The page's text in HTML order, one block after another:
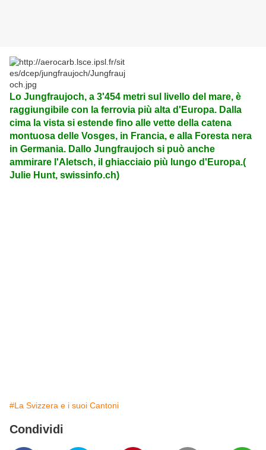
Lo Jungfraujoch, a 3'454 metri sul livello del mare, è
raggiungibile con la ferrovia più alta d'Europa. Dalla
cima la vista si estende fino alle vette della catena
montuosa delle Vosges, in Francia, e alla Foresta nera
in Germania. Dallo Jungfraujoch si può anche
ammirare l'Aletsch, il ghiacciaio più lungo d'Europa.(
Julie Hunt, swissinfo.ch)
#La Svizzera e i suoi Cantoni
Condividi